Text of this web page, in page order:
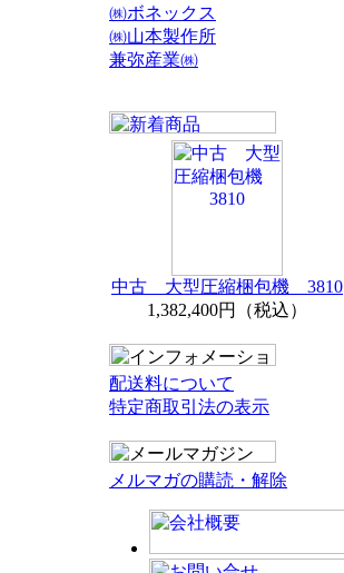
㈱ボネックス
㈱山本製作所
兼弥産業㈱
中古 大型圧縮梱包機 3810
1,382,400円（税込）
配送料について
特定商取引法の表示
メルマガの購読・解除